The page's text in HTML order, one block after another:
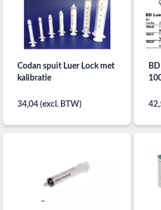
Codan spuit Luer Lock met
kalibratie
34,04 (excl. BTW)